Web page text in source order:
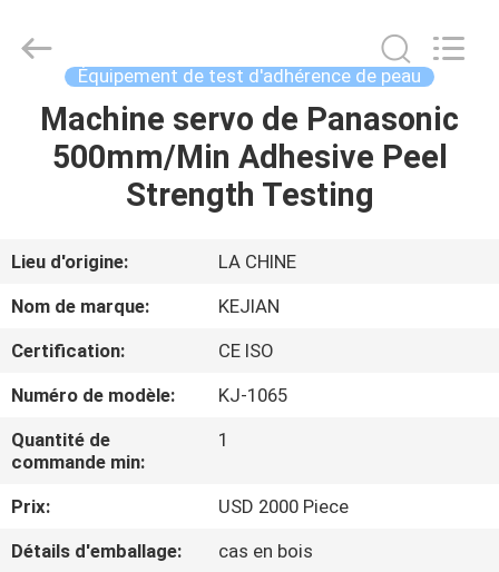
MAISON
AU
SUJET
NOUS
D'USINE
INSTRUMENT
CO.,LTD.
Reserved.
Équipement de test d'adhérence de peau
Machine servo de Panasonic
500mm/Min Adhesive Peel
Strength Testing
Lieu d'origine:
LA CHINE
Nom de marque:
KEJIAN
Certification:
CE ISO
Numéro de modèle:
KJ-1065
Quantité de
commande min:
1
Prix:
USD 2000 Piece
Détails d'emballage:
cas en bois